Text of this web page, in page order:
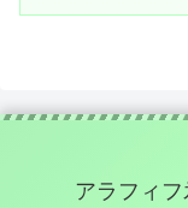
アラフィ